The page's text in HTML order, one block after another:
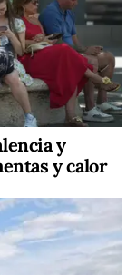
y
y calor